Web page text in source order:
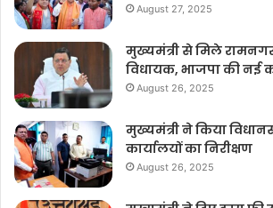
August 27, 2025
मुख्यमंत्री से मिले
विधायक, भाजपा की नई
August 26, 2025
मुख्यमंत्री ने किया
कार्यालयों का निरीक्षण
August 26, 2025